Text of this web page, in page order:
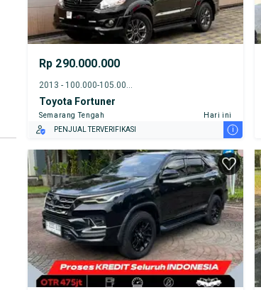
Rp 290.000.000
2013 - 100.000-105.000 km
Toyota Fortuner
Semarang Tengah
Hari ini
PENJUAL TERVERIFIKASI
i